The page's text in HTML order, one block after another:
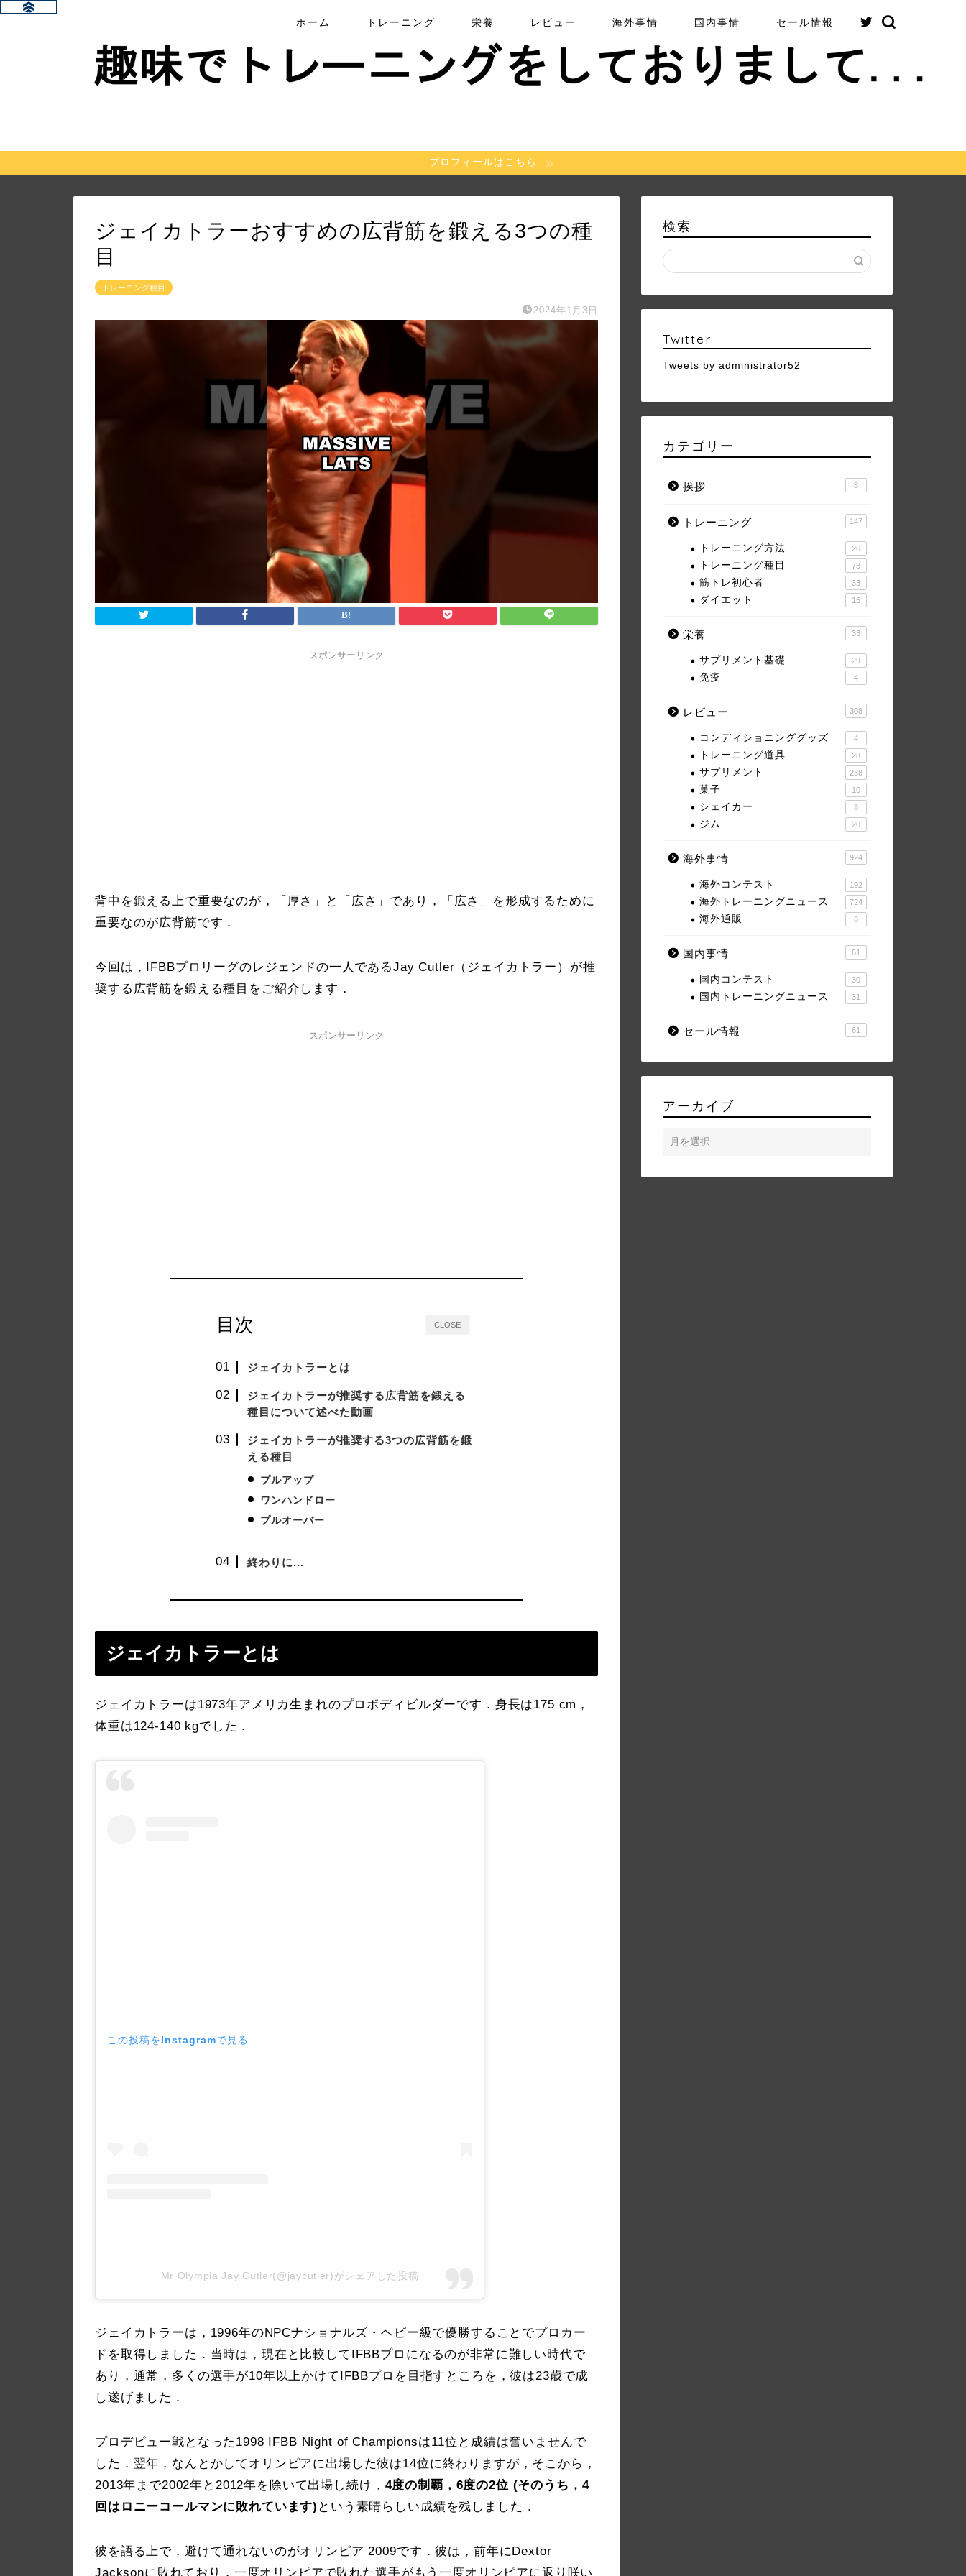
ホーム トレーニング 栄養 レビュー 海外事情 国内事情 セール情報
プロフィールはこちら
ジェイカトラーおすすめの広背筋を鍛える3つの種
目
トレーニング種目
2024年1月3日
スポンサーリンク
背中を鍛える上で重要なのが，「厚さ」と「広さ」であり，「広さ」を形成するために
重要なのが広背筋です．
今回は，IFBBプロリーグのレジェンドの一人であるJay Cutler（ジェイカトラー）が推
奨する広背筋を鍛える種目をご紹介します．
スポンサーリンク
CLOSE
目次
ジェイカトラーとは
ジェイカトラーが推奨する広背筋を鍛える
種目について述べた動画
ジェイカトラーが推奨する3つの広背筋を鍛
える種目
プルアップ
ワンハンドロー
プルオーバー
終わりに...
ジェイカトラーとは
ジェイカトラーは1973年アメリカ生まれのプロボディビルダーです．身長は175 cm，
体重は124-140 kgでした．
この投稿をInstagramで見る
Mr Olympia Jay Cutler(@jaycutler)がシェアした投稿
ジェイカトラーは，1996年のNPCナショナルズ・ヘビー級で優勝することでプロカー
ドを取得しました．当時は，現在と比較してIFBBプロになるのが非常に難しい時代で
あり，通常，多くの選手が10年以上かけてIFBBプロを目指すところを，彼は23歳で成
し遂げました．
プロデビュー戦となった1998 IFBB Night of Championsは11位と成績は奮いませんで
した．翌年，なんとかしてオリンピアに出場した彼は14位に終わりますが，そこから，
2013年まで2002年と2012年を除いて出場し続け， 4度の制覇，6度の2位 (そのうち，4
回はロニーコールマンに敗れています) という素晴らしい成績を残しました．
彼を語る上で，避けて通れないのがオリンピア 2009です．彼は，前年にDextor
Jacksonに敗れており，一度オリンピアで敗れた選手がもう一度オリンピアに返り咲い
検索
Twitter
Tweets by administrator52
カテゴリー
挨拶 8
トレーニング 147
トレーニング方法 26
トレーニング種目 73
筋トレ初心者 33
ダイエット 15
栄養 33
サプリメント基礎 29
免疫 4
レビュー 308
コンディショニンググッズ 4
トレーニング道具 28
サプリメント 238
菓子 10
シェイカー 8
ジム 20
海外事情 924
海外コンテスト 192
海外トレーニングニュース 724
海外通販 8
国内事情 61
国内コンテスト 30
国内トレーニングニュース 31
セール情報 61
アーカイブ